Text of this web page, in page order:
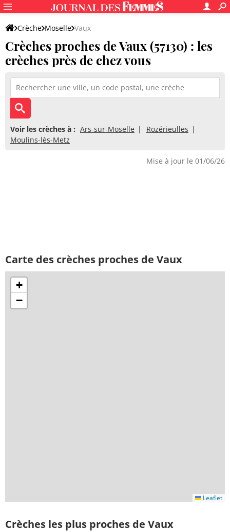
Crèche Moselle Vaux
Crèches proches de Vaux (57130) : les
crèches près de chez vous
Voir les crèches à : Ars-sur-Moselle
Rozérieulles
Moulins-lès-Metz
Mise à jour le 01/06/26
Carte des crèches proches de Vaux
+
−
Leaflet
Crèches les plus proches de Vaux